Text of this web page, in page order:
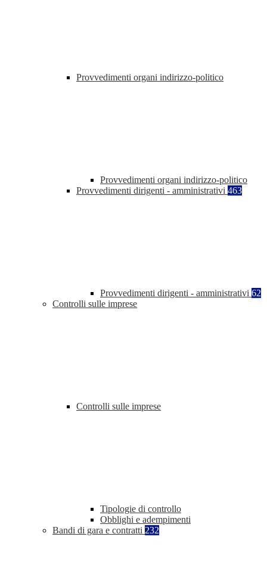
Provvedimenti organi indirizzo-politico
Provvedimenti organi indirizzo-politico
Provvedimenti dirigenti - amministrativi 463
Provvedimenti dirigenti - amministrativi 62
Controlli sulle imprese
Controlli sulle imprese
Tipologie di controllo
Obblighi e adempimenti
Bandi di gara e contratti 232